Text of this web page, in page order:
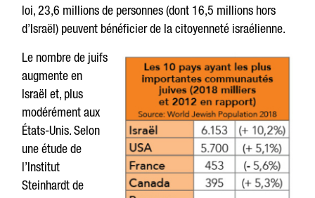
loi, 23,6 millions de personnes (dont 16,5 millions hors
d’Israël) peuvent bénéficier de la citoyenneté israélienne.
Le nombre de juifs
augmente en
Israël et, plus
modérément aux
États-Unis. Selon
une étude de
l’Institut
Steinhardt de